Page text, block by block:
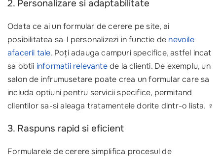
2. Personalizare si adaptabilitate
Odata ce ai un formular de cerere pe site, ai
posibilitatea sa-l personalizezi in functie de nevoile
afacerii tale. Poți adauga campuri specifice, astfel incat
sa obtii informatii relevantede la clienti. De exemplu, un
salon de infrumusetare poate crea un formular care sa
includa optiuni pentru servicii specifice, permitand
clientilor sa-si aleaga tratamentele dorite dintr-o lista. ‍♀️
3. Raspuns rapid si eficient
Formularele de cerere simplifica procesul de